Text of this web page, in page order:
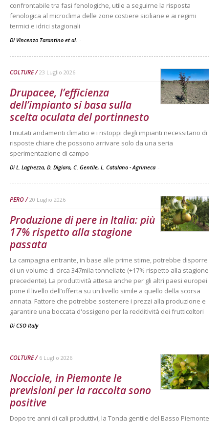
confrontabile tra fasi fenologiche, utile a seguirne la risposta
fenologica al microclima delle zone costiere siciliane e ai regimi
termici e idrici stagionali
Di Vincenzo Tarantino et al. -
COLTURE 23 Luglio 2026
Drupacee, l’efficienza
dell’impianto si basa sulla
scelta oculata del portinnesto
I mutati andamenti climatici e i ristoppi degli impianti necessitano di
risposte chiare che possono arrivare solo da una seria
sperimentazione di campo
Di L. Laghezza, D. Digiaro, C. Gentile, L. Catalano - Agrimeca -
PERO 20 Luglio 2026
Produzione di pere in Italia: più
17% rispetto alla stagione
passata
La campagna entrante, in base alle prime stime, potrebbe disporre
di un volume di circa 347mila tonnellate (+17% rispetto alla stagione
precedente). La produttività attesa anche per gli altri paesi europei
pone il livello dell’offerta su un livello simile a quello della scorsa
annata. Fattore che potrebbe sostenere i prezzi alla produzione e
garantire una boccata d'ossigeno per la redditività dei frutticoltori
Di CSO Italy
COLTURE 6 Luglio 2026
Nocciole, in Piemonte le
previsioni per la raccolta sono
positive
Dopo tre anni di cali produttivi, la Tonda gentile del Basso Piemonte